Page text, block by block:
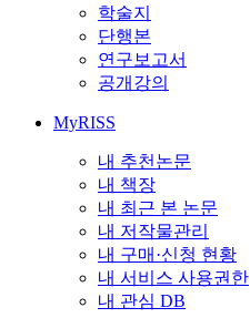
학술지
단행본
연구보고서
공개강의
MyRISS
내 추천논문
내 책장
내 최근 본 논문
내 저작물관리
내 구매·신청 현황
내 서비스 사용권한
내 관심 DB